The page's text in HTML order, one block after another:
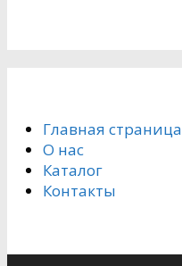
Главная страница
О нас
Каталог
Контакты